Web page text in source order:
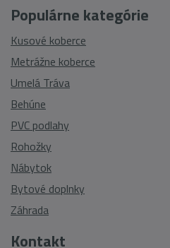
Populárne kategórie
Kusové koberce
Metrážne koberce
Umelá Tráva
Behúne
PVC podlahy
Rohožky
Nábytok
Bytové doplnky
Záhrada
Kontakt